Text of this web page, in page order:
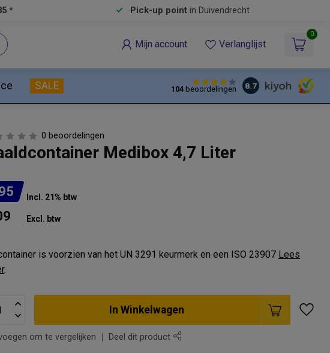
* Pick-up pointin Duivendrecht
Mijn account Verlanglijst
0
SALE 104beoordelingen 8.7
0 beoordelingen
Medibox 4,7 Liter
Incl. 21% btw
Excl. btw
is voorzien van het UN 3291 keurmerk en een ISO 23907 Lees
.
In Winkelwagen
om te vergelijken Deel dit product